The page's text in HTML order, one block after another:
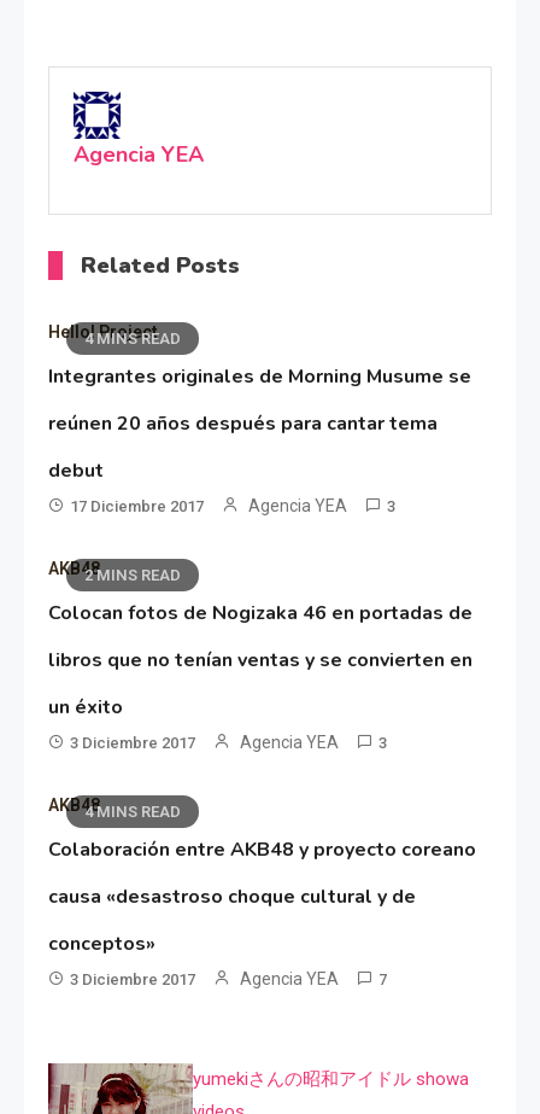
Agencia YEA
Related Posts
4 MINS READ
Hello! Project
Integrantes originales de Morning Musume se
reúnen 20 años después para cantar tema
debut
17 Diciembre 2017 Agencia YEA 3
2 MINS READ
AKB48
Colocan fotos de Nogizaka 46 en portadas de
libros que no tenían ventas y se convierten en
un éxito
3 Diciembre 2017 Agencia YEA 3
4 MINS READ
AKB48
Colaboración entre AKB48 y proyecto coreano
causa «desastroso choque cultural y de
conceptos»
3 Diciembre 2017 Agencia YEA 7
yumekiさんの昭和アイドル showa